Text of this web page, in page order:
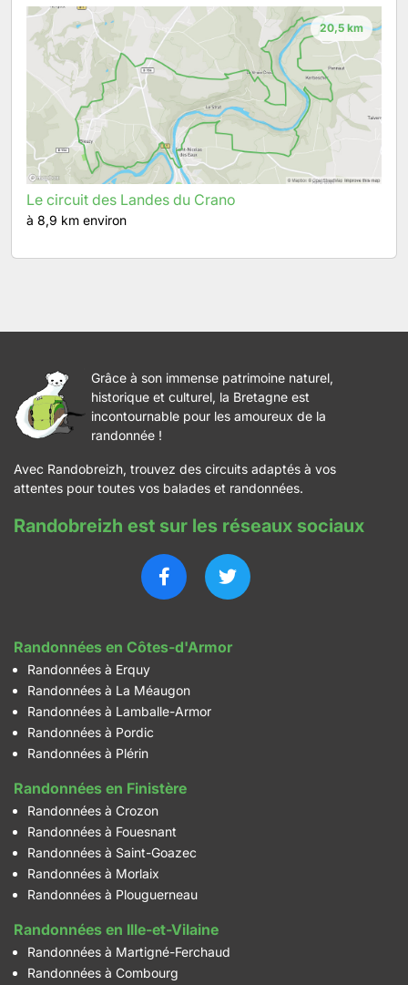
20,5 km
Le circuit des Landes du Crano
à 8,9 km environ
Grâce à son immense patrimoine naturel,
historique et culturel, la Bretagne est
incontournable pour les amoureux de la
randonnée !
Avec Randobreizh, trouvez des circuits adaptés à vos
attentes pour toutes vos balades et randonnées.
Randobreizh est sur les réseaux sociaux
Randonnées en Côtes-d'Armor
Randonnées à Erquy
Randonnées à La Méaugon
Randonnées à Lamballe-Armor
Randonnées à Pordic
Randonnées à Plérin
Randonnées en Finistère
Randonnées à Crozon
Randonnées à Fouesnant
Randonnées à Saint-Goazec
Randonnées à Morlaix
Randonnées à Plouguerneau
Randonnées en Ille-et-Vilaine
Randonnées à Martigné-Ferchaud
Randonnées à Combourg